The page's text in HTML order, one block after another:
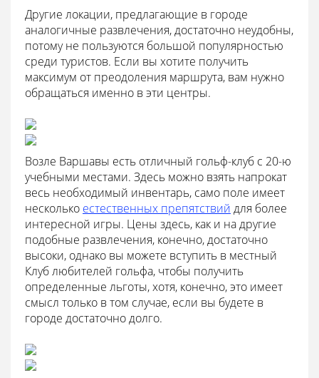
Другие локации, предлагающие в городе
аналогичные развлечения, достаточно неудобны,
потому не пользуются большой популярностью
среди туристов. Если вы хотите получить
максимум от преодоления маршрута, вам нужно
обращаться именно в эти центры.
Возле Варшавы есть отличный гольф-клуб с 20-ю
учебными местами. Здесь можно взять напрокат
весь необходимый инвентарь, само поле имеет
несколько естественных препятствий для более
интересной игры. Цены здесь, как и на другие
подобные развлечения, конечно, достаточно
высоки, однако вы можете вступить в местный
Клуб любителей гольфа, чтобы получить
определенные льготы, хотя, конечно, это имеет
смысл только в том случае, если вы будете в
городе достаточно долго.